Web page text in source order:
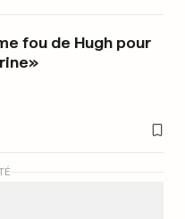
fou de Hugh pour